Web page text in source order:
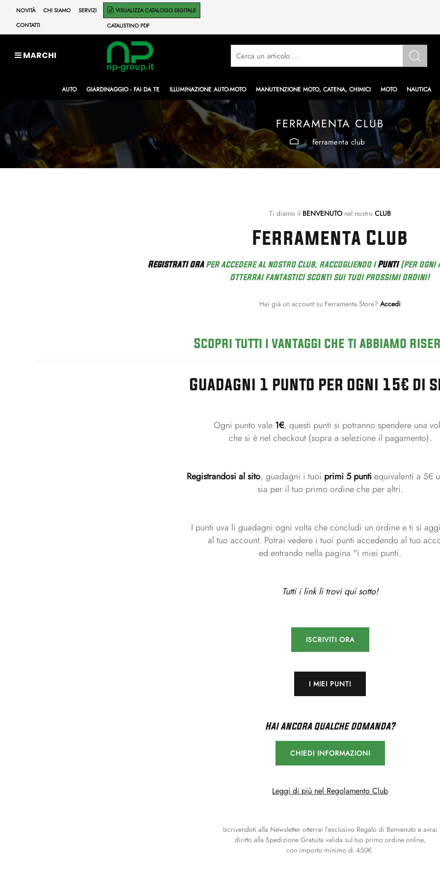
NOVITÀ CHI SIAMO
SERVIZI
CONTATTI
VISUALIZZA CATALOGO DIGITALE
CATALISTINO PDF
MARCHI
AUTO GIARDINAGGIO - FAI DA TE ILLUMINAZIONE AUTO-MOTO MANUTENZIONE MOTO, CATENA, CHIMICI MOTO NAUTICA
FERRAMENTA CLUB
ferramenta club
Ti diamo il BENVENUTO nel nostro CLUB
Ferramenta Club
Registrati oraper accedere al nostro Club, raccogliendo iPunti(per ogni
otterrai fantastici sconti sui tuoi prossimi ordini!
Hai già un account su Ferramenta Store? Accedi
Scopri tutti i vantaggi che ti abbiamo
Guadagni 1 punto per ogni 15€ di
Ogni punto vale 1€, questi punti si potranno spendere una
che si è nel checkout (sopra a selezione il pagamento).
Registrandosi al sito, guadagni i tuoi primi 5 punti equivalenti a 5€
sia per il tuo primo ordine che per altri.
I punti uva li guadagni ogni volta che concludi un ordine e ti si
al tuo account. Potrai vedere i tuoi punti accedendo al tuo
ed entrando nella pagina "i miei punti.
Tutti i link li trovi qui sotto!
ISCRIVITI ORA
I MIEI PUNTI
Hai ancora qualche domanda?
CHIEDI INFORMAZIONI
Leggi di più nel Regolamento Club
Iscrivendoti alla Newsletter otterrai l’esclusivo Regalo di Benvenuto e avrai
diritto alla Spedizione Gratuita valida sul tuo primo ordine online,
con importo minimo di 450€.